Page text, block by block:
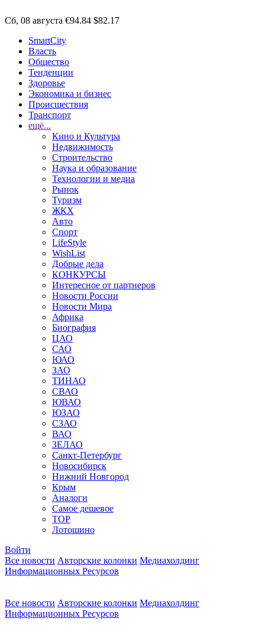
Сб, 08 августа €94.84 $82.17
SmartCity
Власть
Общество
Тенденции
Здоровье
Экономика и бизнес
Происшествия
Транспорт
ещё...
Кино и Культура
Недвижимость
Строительство
Наука и образование
Технологии и медиа
Рынок
Туризм
ЖКХ
Авто
Спорт
LifeStyle
WishList
Добрые дела
КОНКУРСЫ
Интересное от партнеров
Новости России
Новости Мира
Африка
Биография
ЦАО
САО
ЮАО
ЗАО
ТИНАО
СВАО
ЮВАО
ЮЗАО
СЗАО
ВАО
ЗЕЛАО
Санкт-Петербург
Новосибирск
Нижний Новгород
Крым
Аналоги
Самое дешевое
TOP
Лотошино
Войти
Все новости Авторские колонки Медиахолдинг
Информационных Ресурсов
Все новости Авторские колонки Медиахолдинг
Информационных Ресурсов